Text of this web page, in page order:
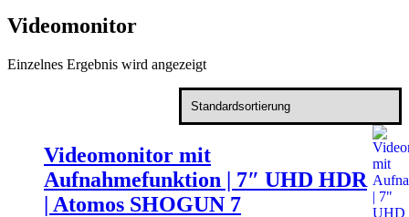
Videomonitor
Einzelnes Ergebnis wird angezeigt
Videomonitor mit
Aufnahmefunktion | 7″ UHD HDR
| Atomos SHOGUN 7